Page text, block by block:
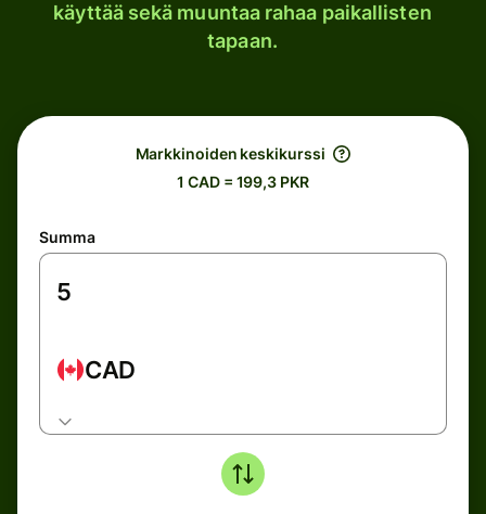
käyttää sekä muuntaa rahaa paikallisten
tapaan.
Markkinoiden keskikurssi
1 CAD = 199,3 PKR
Summa
CAD